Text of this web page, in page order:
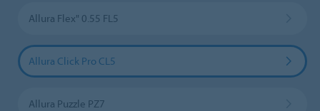
Allura Flex" 0.55 FL5
Allura Click Pro CL5
Allura Puzzle PZ7